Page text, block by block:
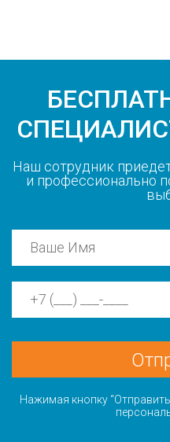
Наш сотрудник
и профессионально
Нажимая кнопку